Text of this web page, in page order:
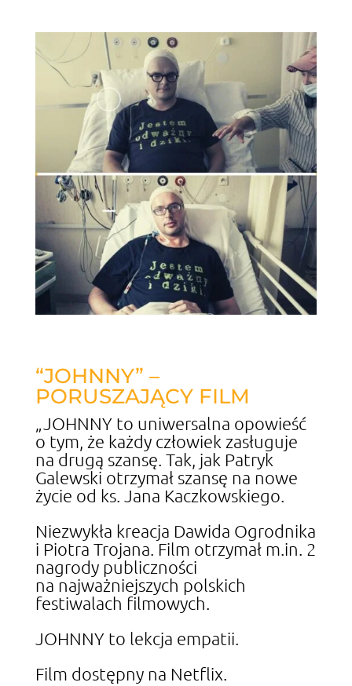
“JOHNNY” –
PORUSZAJĄCY FILM
„JOHNNY to uniwersalna opowieść
o tym, że każdy człowiek zasługuje
na drugą szansę. Tak, jak Patryk
Galewski otrzymał szansę na nowe
życie od ks. Jana Kaczkowskiego.
Niezwykła kreacja Dawida Ogrodnika
i Piotra Trojana. Film otrzymał m.in. 2
nagrody publiczności
na najważniejszych polskich
festiwalach filmowych.
JOHNNY to lekcja empatii.
Film dostępny na Netflix.